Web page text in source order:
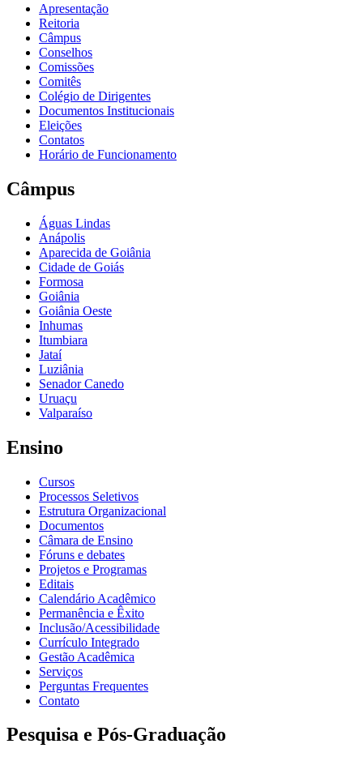
Apresentação
Reitoria
Câmpus
Conselhos
Comissões
Comitês
Colégio de Dirigentes
Documentos Institucionais
Eleições
Contatos
Horário de Funcionamento
Câmpus
Águas Lindas
Anápolis
Aparecida de Goiânia
Cidade de Goiás
Formosa
Goiânia
Goiânia Oeste
Inhumas
Itumbiara
Jataí
Luziânia
Senador Canedo
Uruaçu
Valparaíso
Ensino
Cursos
Processos Seletivos
Estrutura Organizacional
Documentos
Câmara de Ensino
Fóruns e debates
Projetos e Programas
Editais
Calendário Acadêmico
Permanência e Êxito
Inclusão/Acessibilidade
Currículo Integrado
Gestão Acadêmica
Serviços
Perguntas Frequentes
Contato
Pesquisa e Pós-Graduação